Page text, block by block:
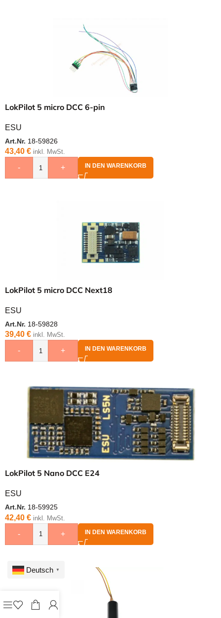
LokPilot 5 micro DCC 6-pin
ESU
Art.Nr. 18-59826
43,40 € inkl. MwSt.
- + IN DEN WARENKORB
LokPilot 5 micro DCC Next18
ESU
Art.Nr. 18-59828
39,40 € inkl. MwSt.
- + IN DEN WARENKORB
LokPilot 5 Nano DCC E24
ESU
Art.Nr. 18-59925
42,40 € inkl. MwSt.
- + IN DEN WARENKORB
Deutsch ▼